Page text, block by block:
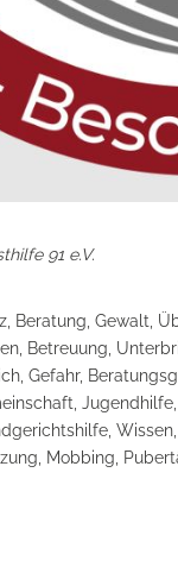
91 e.V.
Beratung, Gewalt,
Betreuung,
Gefahr,
Mobbing,